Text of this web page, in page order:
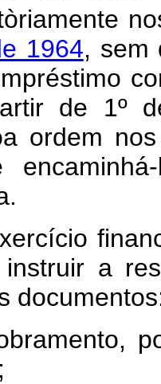
1964, sem
de 1º
ordem
a
por